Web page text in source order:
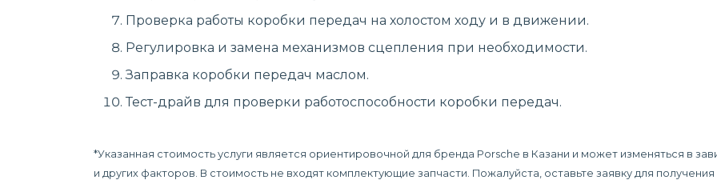
Проверка работы коробки передач на холостом ходу и в движении.
Регулировка и замена механизмов сцепления при необходимости.
Заправка коробки передач маслом.
Тест-драйв для проверки работоспособности коробки передач.
*Указанная стоимость услуги является ориентировочной для бренда Porsche в Казани и может изменяться в
и других факторов. В стоимость не входят комплектующие запчасти. Пожалуйста, оставьте заявку для